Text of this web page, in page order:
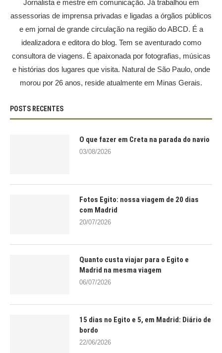
Jornalista e mestre em comunicação. Já trabalhou em
assessorias de imprensa privadas e ligadas a órgãos públicos
e em jornal de grande circulação na região do ABCD. É a
idealizadora e editora do blog. Tem se aventurado como
consultora de viagens. É apaixonada por fotografias, músicas
e histórias dos lugares que visita. Natural de São Paulo, onde
morou por 26 anos, reside atualmente em Minas Gerais.
POSTS RECENTES
O que fazer em Creta na parada do navio
03/08/2026
Fotos Egito: nossa viagem de 20 dias
com Madrid
20/07/2026
Quanto custa viajar para o Egito e
Madrid na mesma viagem
06/07/2026
15 dias no Egito e 5, em Madrid: Diário de
bordo
22/06/2026